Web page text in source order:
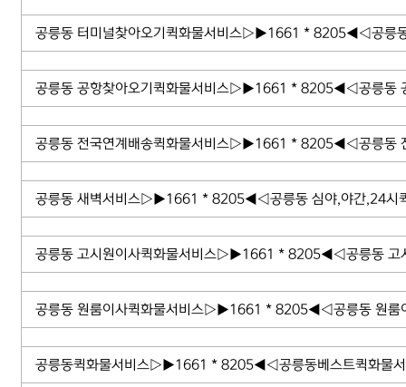
공릉동 터미널찾아오기퀵화물서비스▷▶1661 * 8205◀◁공릉
공릉동 공항찾아오기퀵화물서비스▷▶1661 * 8205◀◁공릉동
공릉동 전국연계배송퀵화물서비스▷▶1661 * 8205◀◁공릉동
공릉동 새벽서비스▷▶1661 * 8205◀◁공릉동 심야,야간,24시
공릉동 고시원이사퀵화물서비스▷▶1661 * 8205◀◁공릉동 고
공릉동 원룸이사퀵화물서비스▷▶1661 * 8205◀◁공릉동 원룸
공릉동퀵화물서비스▷▶1661 * 8205◀◁공릉동베스트퀵화물